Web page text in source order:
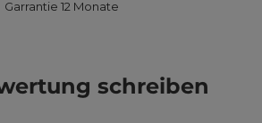
Garrantie 12 Monate
schreiben